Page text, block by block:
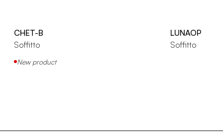
CHET-B
Soffitto
New product
LUNAOP
Soffitto